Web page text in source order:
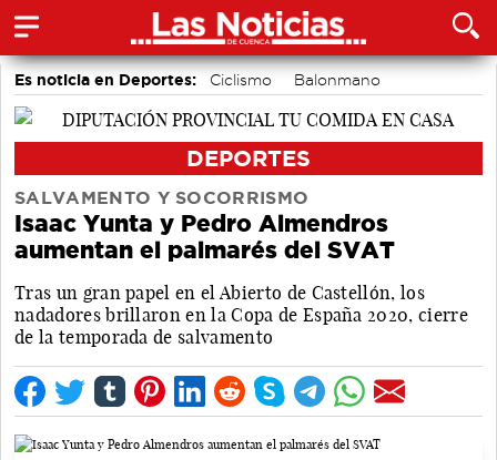
Es noticia en Deportes: Ciclismo
Balonmano
Bádminton
Motor
DEPORTES
SALVAMENTO Y SOCORRISMO
Isaac Yunta y Pedro Almendros
aumentan el palmarés del SVAT
Tras un gran papel en el Abierto de Castellón, los
nadadores brillaron en la Copa de España 2020, cierre
de la temporada de salvamento